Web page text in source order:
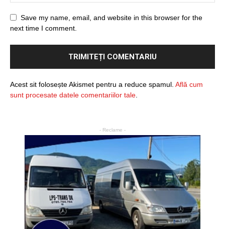
Save my name, email, and website in this browser for the
next time I comment.
Acest sit folosește Akismet pentru a reduce spamul. Află cum
sunt procesate datele comentariilor tale
- Reclame -